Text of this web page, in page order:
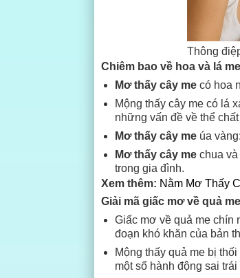
Thông
Chiêm bao về hoa và lá me
Mơ thấy cây me có hoa
Mộng thấy cây me có lá
những vấn đề về thể
Mơ thấy cây me úa
Mơ thấy cây me chua
trong gia đình.
Xem thêm: Nằm Mơ Thấy
Giải mã giấc mơ về quả me
Giấc mơ về quả me chín
đoạn khó khăn của bản
Mộng thấy quả me bị
một số hành động sai